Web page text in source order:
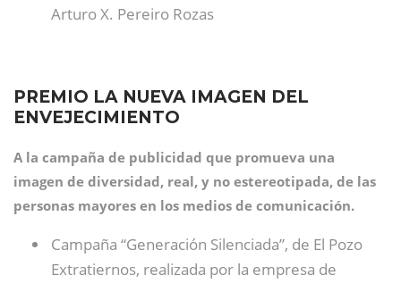
Arturo X. Pereiro Rozas
PREMIO LA NUEVA IMAGEN DEL
ENVEJECIMIENTO
A la campaña de publicidad que promueva una
imagen de diversidad, real, y no estereotipada, de las
personas mayores en los medios de comunicación.
Campaña “Generación Silenciada”, de El Pozo
Extratiernos, realizada por la empresa de